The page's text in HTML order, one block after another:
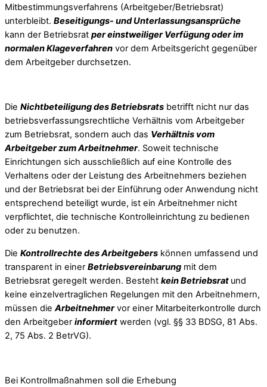
Mitbestimmungsverfahrens (Arbeitgeber/Betriebsrat)
unterbleibt. Beseitigungs- und Unterlassungsansprüche
kann der Betriebsrat per einstweiliger Verfügung oder im
normalen Klageverfahren vor dem Arbeitsgericht gegenüber
dem Arbeitgeber durchsetzen.
Die Nichtbeteiligung des Betriebsrats betrifft nicht nur das
betriebsverfassungsrechtliche Verhältnis vom Arbeitgeber
zum Betriebsrat, sondern auch das Verhältnis vom
Arbeitgeber zum Arbeitnehmer. Soweit technische
Einrichtungen sich ausschließlich auf eine Kontrolle des
Verhaltens oder der Leistung des Arbeitnehmers beziehen
und der Betriebsrat bei der Einführung oder Anwendung nicht
entsprechend beteiligt wurde, ist ein Arbeitnehmer nicht
verpflichtet, die technische Kontrolleinrichtung zu bedienen
oder zu benutzen.
Die Kontrollrechte des Arbeitgebers können umfassend und
transparent in einer Betriebsvereinbarung mit dem
Betriebsrat geregelt werden. Besteht kein Betriebsrat und
keine einzelvertraglichen Regelungen mit den Arbeitnehmern,
müssen dieArbeitnehmervor einer Mitarbeiterkontrolle durch
den Arbeitgeber informiert werden (vgl. §§ 33 BDSG, 81 Abs.
2, 75 Abs. 2 BetrVG).
Bei Kontrollmaßnahmen soll die Erhebung